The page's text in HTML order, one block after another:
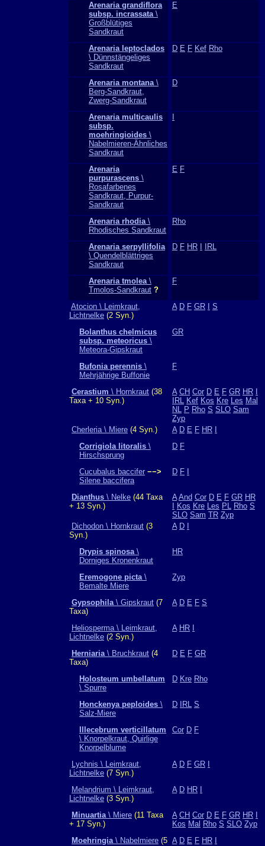
Arenaria grandiflora
subsp. incrassata\
Großblütiges
Sandkraut
E
Arenaria leptoclados
\ Dünnstängeliges
Sandkraut
D E F Kef Rho
Arenaria montana\
Berg-Sandkraut,
Zwerg-Sandkraut
D
Arenaria multicaulis
subsp.
moehringioides \
Nabelmieren-Ähnliches
Sandkraut
Arenaria
purpurascens \
Rosafarbenes
Sandkraut, Purpur-
Sandkraut
E F
Arenaria rhodia\
Rhodisches Sandkraut
Rho
Arenaria serpyllifolia
\ Quendelblättriges
Sandkraut
D F HR IRL
Arenaria tmolea\
Tmolos-Sandkraut ?
F
Atocion \ Leimkraut,
Lichtnelke (2 Syn.)
A D F GR S
Bolanthus chelmicus
subsp. meteoricus \
Meteora-Gipskraut
GR
Bufonia perennis \
Mehrjährige Buffonie
F
Cerastium \ Hornkraut (38
Taxa + 10 Syn.)
A CH Cor D E F GR HR
IRL Kef Kos Kre Les Mal
NL P Rho S SLO Sam
Zyp
Cherleria \ Miere (4 Syn.) A D E F HR
Corrigiola litoralis \
Hirschsprung
D F
Cucubalus baccifer −−>
Silene baccifera
D F
Dianthus \ Nelke (44 Taxa
+ 13 Syn.)
A And Cor D E F GR HR
Kos Kre Les PL Rho S
SLO Sam TR Zyp
Dichodon \ Hornkraut (3
Syn.)
A D
Drypis spinosa\
Dorniges Kronenkraut
HR
Eremogone picta\
Bemalte Miere
Zyp
Gypsophila\ Gipskraut (7
Taxa)
A D E F S
Heliosperma \ Leimkraut,
Lichtnelke (2 Syn.)
A HR
Herniaria\ Bruchkraut (4
Taxa)
D E F GR
Holosteum umbellatum
\ Spurre
D Kre Rho
Honckenya peploides \
Salz-Miere
D IRL S
Illecebrum verticillatum
\ Knorpelkraut, Quirlige
Knorpelblume
Cor D F
Lychnis \ Leimkraut,
Lichtnelke (7 Syn.)
A D F GR
Melandrium \ Leimkraut,
Lichtnelke (3 Syn.)
A D HR
Minuartia\ Miere (11 Taxa
+ 17 Syn.)
A CH Cor D E F GR HR
Kos Mal Rho S SLO Zyp
Moehringia\ Nabelmiere (5 A D E F HR